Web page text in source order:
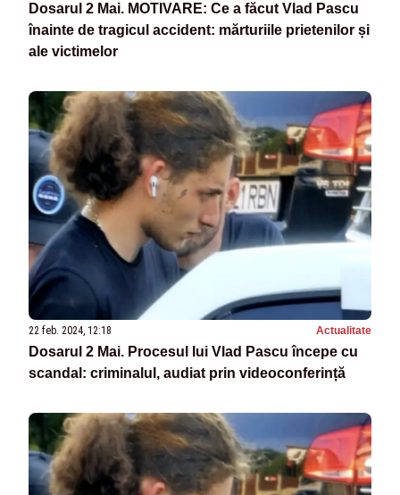
Dosarul 2 Mai. MOTIVARE: Ce a făcut Vlad Pascu
înainte de tragicul accident: mărturiile prietenilor și
ale victimelor
22 feb. 2024, 12:18 Actualitate
Dosarul 2 Mai. Procesul lui Vlad Pascu începe cu
scandal: criminalul, audiat prin videoconferință